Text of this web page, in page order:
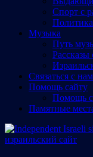
Спорт с
Музыка
Путь
Cвязаться с
Помощь сайту
Помощь
Памятные